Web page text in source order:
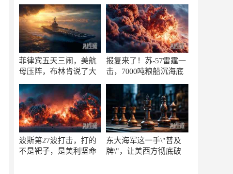
菲律宾五天三闹，美航
母压阵，布林肯说了大
报复来了！苏-57雷霆一
击，7000吨粮船沉海底
波斯第27波打击，打的
不是靶子，是美利坚命
东大海军这一手\"普及
牌\"，让美西方彻底破